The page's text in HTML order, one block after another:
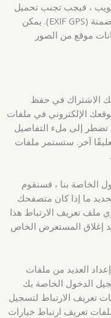
، فيجب تجنب تحميل
الصور مع تضمين بيانات الموقع المضمنة (EXIF GPS). يمكن
موقع من الصور
الاشتراك في حفظ
الإلكتروني في ملفات
تضطر إلى ملء التفاصيل
آخر. ستستمر ملفات
الخاصة بنا ، فسنقوم
ما إذا كان متصفحك
ملف تعريف الارتباط هذا
إغلاق المستعرض الخاص
العديد من ملفات
الدخول الخاصة بك
تعريف الارتباط لتسجيل
تعريف ارتباط خيارات